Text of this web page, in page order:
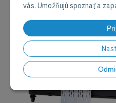
vás. Umožňujú spoznať a